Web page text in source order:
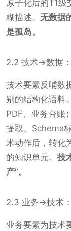
原子化后的T1级
糊描述。无数据
是孤岛。
2.2 技术→数据：
技术要素反哺数
别的结构化语料
PDF、业务台账
提取、Schema
术动作后，转化
的知识单元。技
产”。
2.3 业务→技术
业务要素为技术